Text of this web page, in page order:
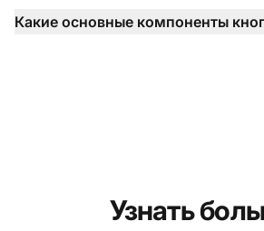
Какие основные компоненты
Узнать